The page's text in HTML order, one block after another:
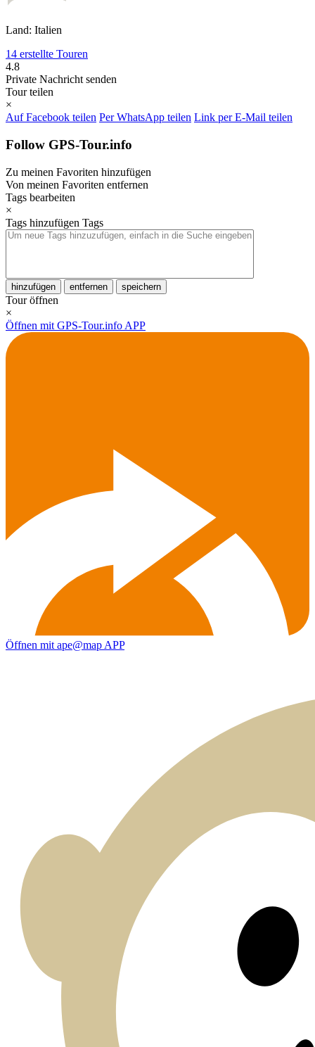
Land: Italien
14 erstellte Touren
4.8
Private Nachricht senden
Tour teilen
×
Auf Facebook teilen Per WhatsApp teilen Link per E-Mail teilen
Follow GPS-Tour.info
Zu meinen Favoriten hinzufügen
Von meinen Favoriten entfernen
Tags bearbeiten
×
Tags hinzufügen Tags
hinzufügen entfernen speichern
Tour öffnen
×
Öffnen mit GPS-Tour.info APP
Öffnen mit ape@map APP